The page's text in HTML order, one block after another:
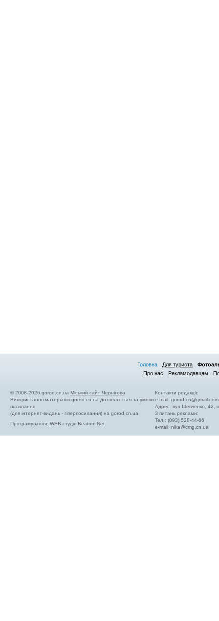
Головна Для туриста
Про нас
Рекламодавцям
© 2008-2026 gorod.cn.ua Міський сайт Чернігова
Використання матеріалів gorod.cn.ua дозволяється за умови
посилання
(для інтернет-видань - гіперпосилання) на gorod.cn.ua
Програмування: WEB-студія Beatom.Net
Контакти редакції:
e-mail:gorod.cn@gmail.com
Адрес: вул.Шевченко, 42,
З питань реклами:
Тел.: (093) 528-44-66
e-mail:nika@cmg.cn.ua